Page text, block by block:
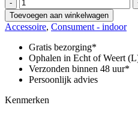
-
cleaning
set
SC1
Multi
aantal
Toevoegen aan winkelwagen
Accessoire, Consument - indoor
Gratis bezorging*
Ophalen in Echt of Weert
Verzonden binnen 48 uur*
Persoonlijk advies
Kenmerken